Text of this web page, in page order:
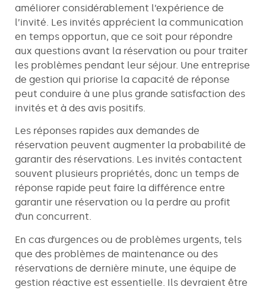
améliorer considérablement l’expérience de
l’invité. Les invités apprécient la communication
en temps opportun, que ce soit pour répondre
aux questions avant la réservation ou pour traiter
les problèmes pendant leur séjour. Une entreprise
de gestion qui priorise la capacité de réponse
peut conduire à une plus grande satisfaction des
invités et à des avis positifs.
Les réponses rapides aux demandes de
réservation peuvent augmenter la probabilité de
garantir des réservations. Les invités contactent
souvent plusieurs propriétés, donc un temps de
réponse rapide peut faire la différence entre
garantir une réservation ou la perdre au profit
d’un concurrent.
En cas d’urgences ou de problèmes urgents, tels
que des problèmes de maintenance ou des
réservations de dernière minute, une équipe de
gestion réactive est essentielle. Ils devraient être